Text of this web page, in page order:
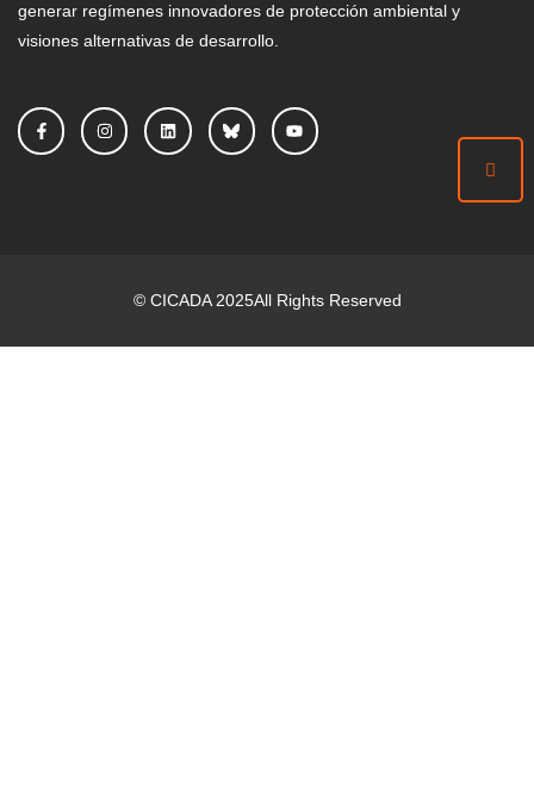
generar regímenes innovadores de protección ambiental y
visiones alternativas de desarrollo.
© CICADA2025All Rights Reserved